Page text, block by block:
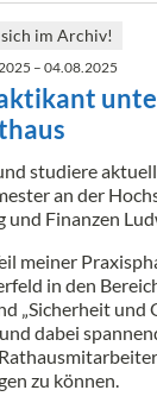
im Archiv!
– 04.08.2025
studiere
an der
Finanzen
meiner
in den
„Sicherheit und
dabei
zu können.